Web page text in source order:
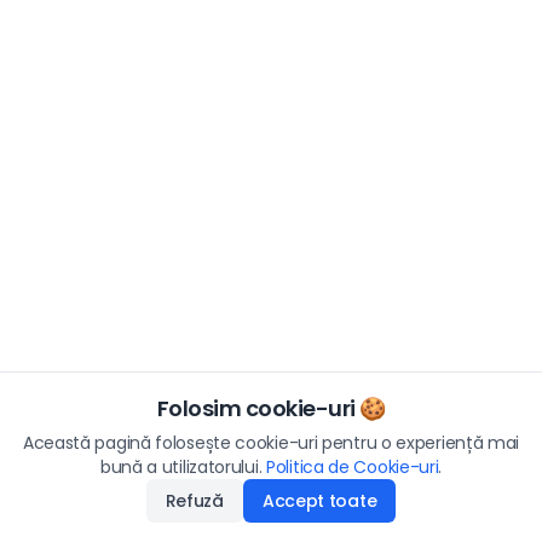
Folosim cookie-uri 🍪
Această pagină folosește cookie-uri pentru o experiență mai
bună a utilizatorului. Politica de Cookie-uri.
Refuză
Accept toate